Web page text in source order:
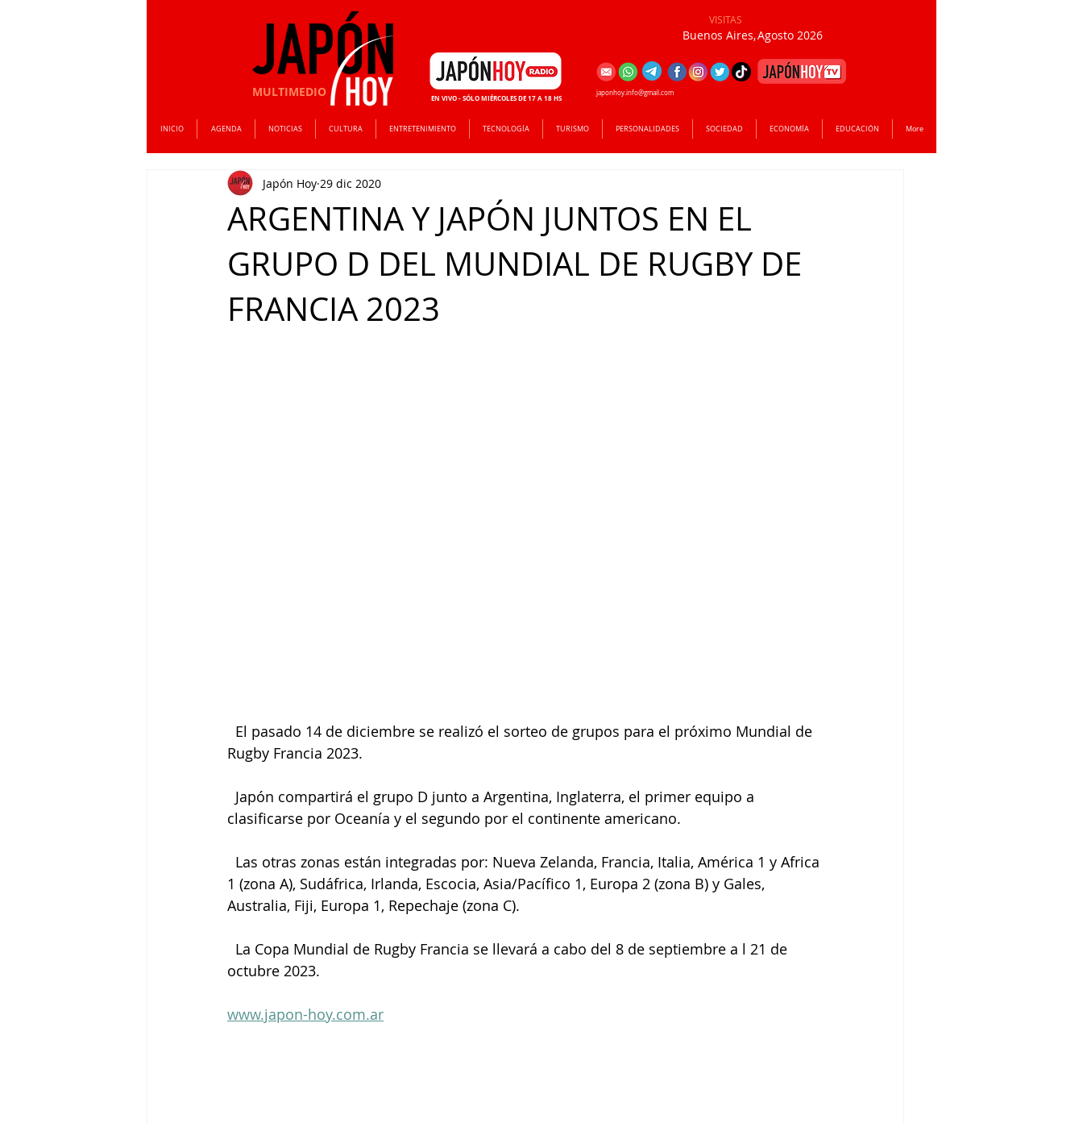
MULTIMEDIO
VISITAS
Buenos Aires,Agosto 2026
INICIO AGENDA NOTICIAS CULTURA ENTRETENIMIENTO TECNOLOGÍA TURISMO PERSONALIDADES SOCIEDAD ECONOMÍA EDUCACIÓN More
EN VIVO - SÓLO MIÉRCOLES DE 17 A 18 HS
japonhoy.info@gmail.com
ARGENTINA Y JAPÓN JUNTOS EN EL
GRUPO D DEL MUNDIAL DE RUGBY DE
FRANCIA 2023
Japón Hoy 29 dic 2020
Rugby Francia 2023.
clasificarse por Oceanía y el segundo por el continente americano.
1 (zona A), Sudáfrica, Irlanda, Escocia, Asia/Pacífico 1, Europa 2 (zona B) y Gales,
Australia, Fiji, Europa 1, Repechaje (zona C).
octubre 2023.
www.japon-hoy.com.ar